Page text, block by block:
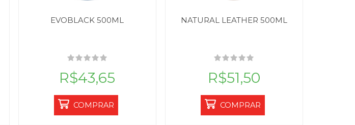
EVOBLACK 500ML
R$43,65
COMPRAR
NATURAL LEATHER 500ML
R$51,50
COMPRAR